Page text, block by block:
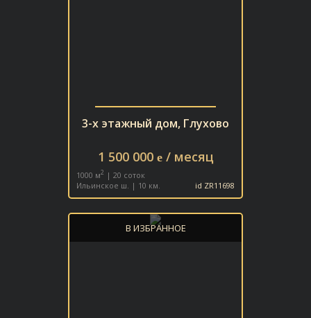
3-х этажный дом, Глухово
1 500 000 e/ месяц
1000 м2 | 20 соток
Ильинское ш. | 10 км.
id ZR11698
В ИЗБРАННОЕ